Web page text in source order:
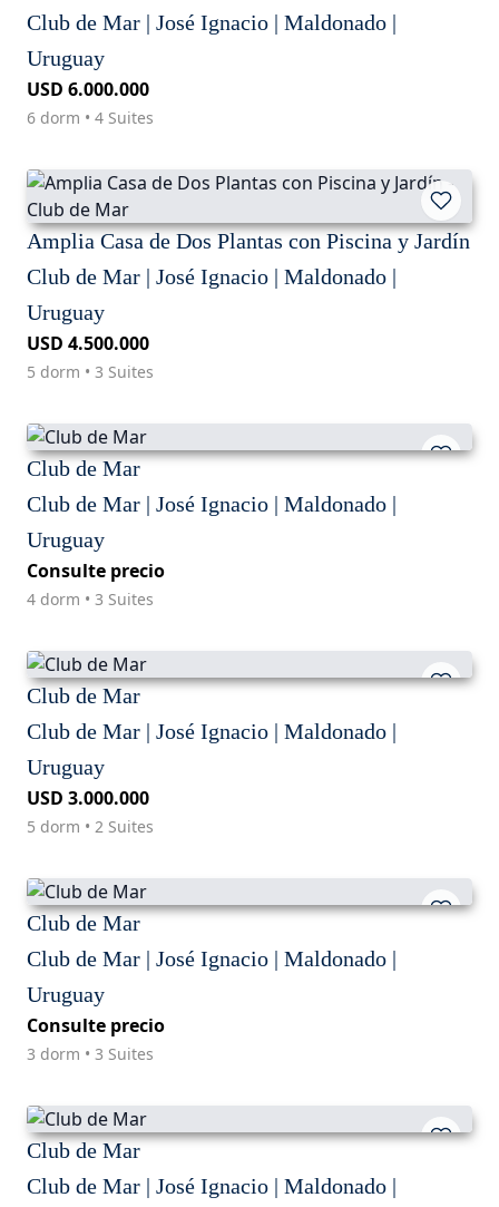
Club de Mar | José Ignacio | Maldonado |
Uruguay
USD 6.000.000
6 dorm • 4 Suites
Amplia Casa de Dos Plantas con Piscina y Jardín
Club de Mar | José Ignacio | Maldonado |
Uruguay
USD 4.500.000
5 dorm • 3 Suites
Club de Mar
Club de Mar | José Ignacio | Maldonado |
Uruguay
Consulte precio
4 dorm • 3 Suites
Club de Mar
Club de Mar | José Ignacio | Maldonado |
Uruguay
USD 3.000.000
5 dorm • 2 Suites
Club de Mar
Club de Mar | José Ignacio | Maldonado |
Uruguay
Consulte precio
3 dorm • 3 Suites
Club de Mar
Club de Mar | José Ignacio | Maldonado |